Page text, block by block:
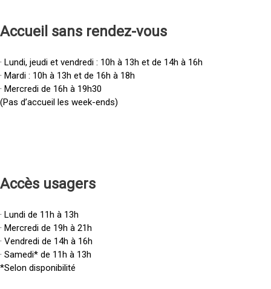
Accueil sans rendez-vous
· Lundi, jeudi et vendredi : 10h à 13h et de 14h à 16h
· Mardi : 10h à 13h et de 16h à 18h
· Mercredi de 16h à 19h30
(Pas d’accueil les week-ends)
Accès usagers
· Lundi de 11h à 13h
· Mercredi de 19h à 21h
· Vendredi de 14h à 16h
· Samedi* de 11h à 13h
*Selon disponibilité